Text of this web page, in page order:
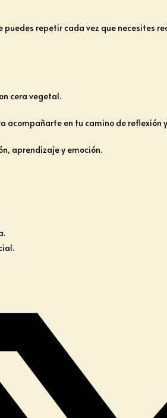
puedes repetir cada vez que necesites
cera vegetal.
acompañarte en tu camino de reflexión
aprendizaje y emoción.